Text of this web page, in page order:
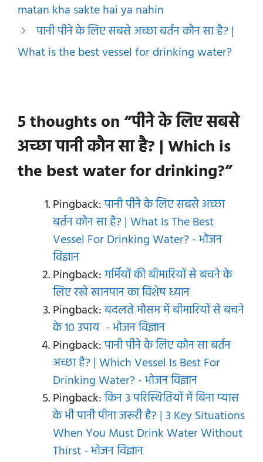
matan kha sakte hai ya nahin
पानी पीने के लिए सबसे अच्छा बर्तन कौन सा है? |
What is the best vessel for drinking water?
5 thoughts on “पीने के लिए सबसे
अच्छा पानी कौन सा है? | Which is
the best water for drinking?”
Pingback:पानी पीने के लिए सबसे अच्छा
बर्तन कौन सा है? | What Is The Best
Vessel For Drinking Water? - भोजन
विज्ञान
Pingback:गर्मियों की बीमारियों से बचने के
लिए रखे खानपान का विशेष ध्यान
Pingback:बदलते मौसम में बीमारियों से बचने
के 10 उपाय - भोजन विज्ञान
Pingback:पानी पीने के लिए कौन सा बर्तन
अच्छा है? | Which Vessel Is Best For
Drinking Water? - भोजन विज्ञान
Pingback:किन 3 परिस्थितियों में बिना प्यास
के भी पानी पीना जरूरी है? | 3 Key Situations
When You Must Drink Water Without
Thirst - भोजन विज्ञान